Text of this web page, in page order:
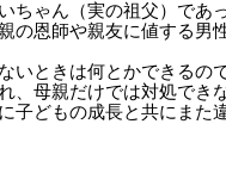
ちゃん（実の祖父）であ
の恩師や親友に値する男
いときは何とかできるの
、母親だけでは対処でき
子どもの成長と共にまた